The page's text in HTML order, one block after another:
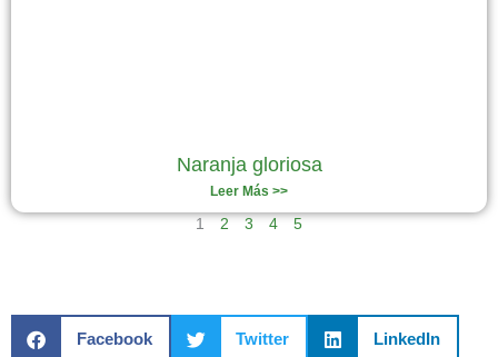
Naranja gloriosa
Leer Más >>
1 2 3 4 5
Facebook Twitter LinkedIn